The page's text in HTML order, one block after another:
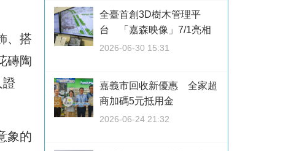
、搭
磚陶
證
象的
全臺首創3D樹木管理平
台 「嘉森映像」7/1亮相
2026-06-30 15:31
嘉義市回收新優惠 全家超
商加碼5元抵用金
2026-06-24 21:32